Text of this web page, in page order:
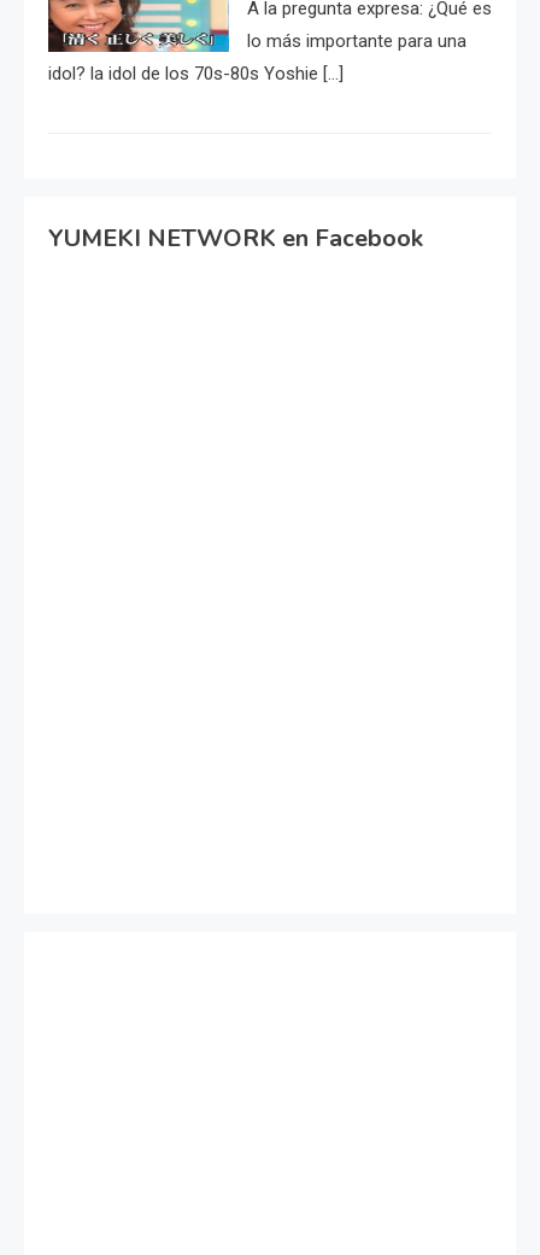
A la pregunta expresa: ¿Qué es
lo más importante para una
idol? la idol de los 70s-80s Yoshie […]
YUMEKI NETWORK en Facebook